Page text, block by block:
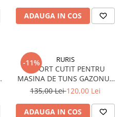
ADAUGA IN COS
-11% RURIS
SUPORT CUTIT PENTRU
MASINA DE TUNS GAZONUL
RURIS DAC 109XL
135,00 Lei120,00 Lei
ADAUGA IN COS